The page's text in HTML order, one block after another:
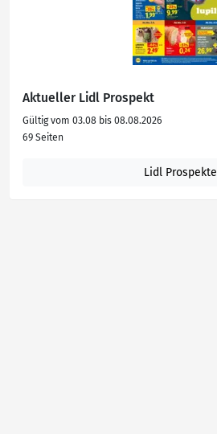
Aktueller Lidl Prospekt
Gültig vom 03.08 bis 08.08.2026
69 Seiten
Lidl Prospekte